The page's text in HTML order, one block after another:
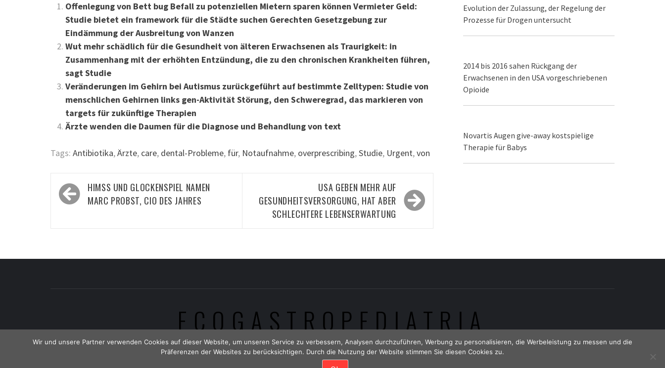
Offenlegung von Bett bug Befall zu potenziellen Mietern sparen können Vermieter Geld:
Studie bietet ein framework für die Städte suchen Gerechten Gesetzgebung zur
Eindämmung der Ausbreitung von Wanzen
Wut mehr schädlich für die Gesundheit von älteren Erwachsenen als Traurigkeit: in
Zusammenhang mit der erhöhten Entzündung, die zu den chronischen Krankheiten führen,
sagt Studie
Veränderungen im Gehirn bei Autismus zurückgeführt auf bestimmte Zelltypen: Studie von
menschlichen Gehirnen links gen-Aktivität Störung, den Schweregrad, das markieren von
targets für zukünftige Therapien
Ärzte wenden die Daumen für die Diagnose und Behandlung von text
Tags: Antibiotika,Ärzte, care, dental-Probleme, für, Notaufnahme, overprescribing,Studie, Urgent,von
Beitragsnavigation
HIMSS UND GLOCKENSPIEL NAMEN
MARC PROBST, CIO DES JAHRES
USA GEBEN MEHR AUF
GESUNDHEITSVERSORGUNG, HAT ABER
SCHLECHTERE LEBENSERWARTUNG
Evolution der Zulassung, der Regelung der
Prozesse für Drogen untersucht
2014 bis 2016 sahen Rückgang der
Erwachsenen in den USA vorgeschriebenen
Opioide
Novartis Augen give-away kostspielige
Therapie für Babys
ECOGASTROPEDIATRIA
Wir und unsere Partner verwenden Cookies auf dieser Website, um unseren Service zu verbessern, Analysen durchzuführen, Werbung zu personalisieren, die Werbeleistung zu messen und die
Präferenzen der Websites zu berücksichtigen. Durch die Nutzung der Website stimmen Sie diesen Cookies zu.